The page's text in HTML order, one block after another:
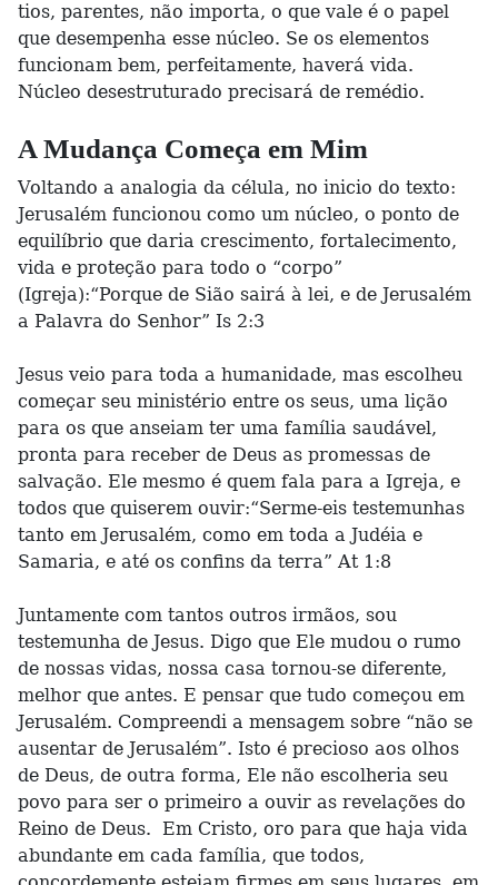
tios, parentes, não importa, o que vale é o papel
que desempenha esse núcleo. Se os elementos
funcionam bem, perfeitamente, haverá vida.
Núcleo desestruturado precisará de remédio.
A Mudança Começa em Mim
Voltando a analogia da célula, no inicio do texto:
Jerusalém funcionou como um núcleo, o ponto de
equilíbrio que daria crescimento, fortalecimento,
vida e proteção para todo o “corpo”
(Igreja):“Porque de Sião sairá à lei, e de Jerusalém
a Palavra do Senhor” Is 2:3
Jesus veio para toda a humanidade, mas escolheu
começar seu ministério entre os seus, uma lição
para os que anseiam ter uma família saudável,
pronta para receber de Deus as promessas de
salvação. Ele mesmo é quem fala para a Igreja, e
todos que quiserem ouvir:“Serme-eis testemunhas
tanto em Jerusalém, como em toda a Judéia e
Samaria, e até os confins da terra” At 1:8
Juntamente com tantos outros irmãos, sou
testemunha de Jesus. Digo que Ele mudou o rumo
de nossas vidas, nossa casa tornou-se diferente,
melhor que antes. E pensar que tudo começou em
Jerusalém. Compreendi a mensagem sobre “não se
ausentar de Jerusalém”. Isto é precioso aos olhos
de Deus, de outra forma, Ele não escolheria seu
povo para ser o primeiro a ouvir as revelações do
Reino de Deus. Em Cristo, oro para que haja vida
abundante em cada família, que todos,